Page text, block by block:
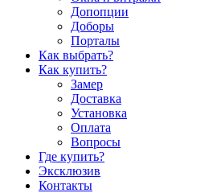
Допопции
Доборы
Порталы
Как выбрать?
Как купить?
Замер
Доставка
Установка
Оплата
Вопросы
Где купить?
Эксклюзив
Контакты